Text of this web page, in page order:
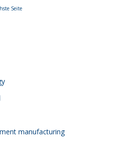
Fertigungstechnik GmbH
Seite
manufacturing